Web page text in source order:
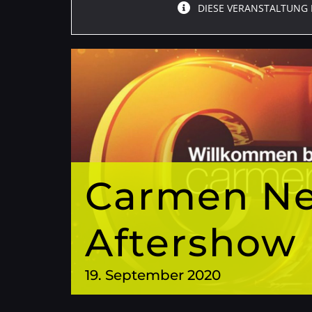
DIESE
Carmen
Aftershow
19. September 2020